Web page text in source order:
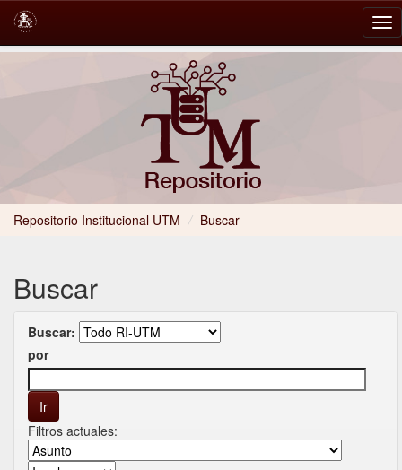
Repositorio Institucional UTM / Buscar
Buscar
Buscar:
por
Filtros actuales: